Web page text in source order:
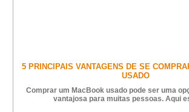
5 PRINCIPAIS VANTAGENS DE SE
USADO
Comprar um MacBook usado pode ser uma
vantajosa para muitas pessoas. Aqui